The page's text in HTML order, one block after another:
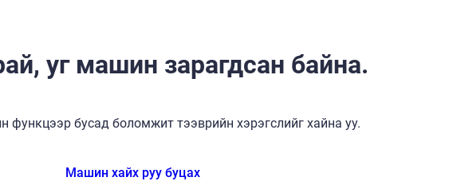
уг машин зарагдсан байна.
функцээр бусад боломжит тээврийн хэрэгслийг хайна уу.
Машин хайх руу буцах